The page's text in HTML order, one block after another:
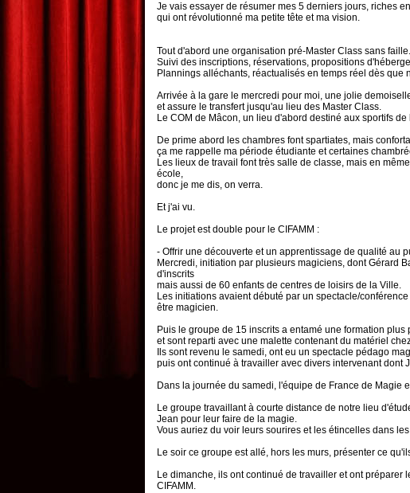
Je vais essayer de résumer mes 5 derniers jours, riches
qui ont révolutionné ma petite tête et ma vision.
Tout d'abord une organisation pré-Master Class sans faille.
Suivi des inscriptions, réservations, propositions
Plannings alléchants, réactualisés en temps réel dès que
Arrivée à la gare le mercredi pour moi, une jolie
et assure le transfert jusqu'au lieu des Master Class.
Le COM de Mâcon, un lieu d'abord destiné aux sportifs
De prime abord les chambres font spartiates, mais
ça me rappelle ma période étudiante et certaines
Les lieux de travail font très salle de classe, mais en
école,
donc je me dis, on verra.
Et j'ai vu.
Le projet est double pour le CIFAMM :
- Offrir une découverte et un apprentissage de qualité au
Mercredi, initiation par plusieurs magiciens, dont Gérard
d'inscrits
mais aussi de 60 enfants de centres de loisirs de la Ville.
Les initiations avaient débuté par un spectacle/
être magicien.
Puis le groupe de 15 inscrits a entamé une formation
et sont reparti avec une malette contenant du matériel
Ils sont revenu le samedi, ont eu un spectacle pédago
puis ont continué à travailler avec divers intervenant dont
Dans la journée du samedi, l'équipe de France de Magie
Le groupe travaillant à courte distance de notre lieu
Jean pour leur faire de la magie.
Vous auriez du voir leurs sourires et les étincelles dans
Le soir ce groupe est allé, hors les murs, présenter ce
Le dimanche, ils ont continué de travailler et ont
CIFAMM.